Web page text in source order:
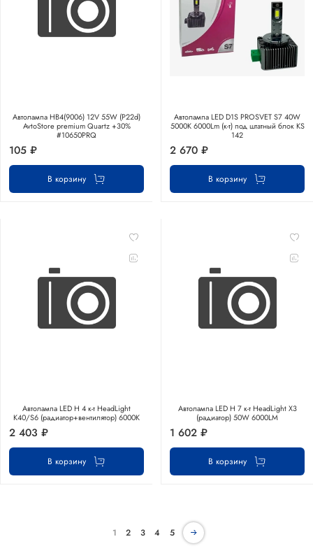
Автолампа HВ4(9006) 12V 55W (P22d)
AvtoStore premium Quartz +30%
#10650PRQ
105 ₽
В корзину
Автолампа LED D1S PROSVET S7 40W
5000К 6000Lm (к-т) под штатный блок KS
142
2 670 ₽
В корзину
Автолампа LED Н 4 к-т HeadLight
К40/S6 (радиатор+вентилятор) 6000K
2 403 ₽
В корзину
Автолампа LED Н 7 к-т HeadLight Х3
(радиатор) 50W 6000LM
1 602 ₽
В корзину
1 2 3 4 5